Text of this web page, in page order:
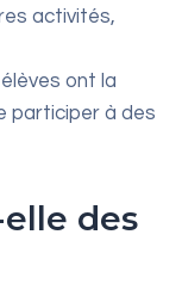
activités,
ont la
participer à des
des